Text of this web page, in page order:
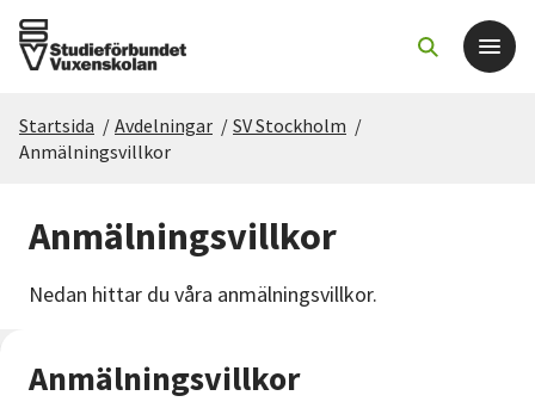
Det här gör vi
För dig som
Sök kurser och evenemang
Startsida / Avdelningar / SV Stockholm /
Anmälningsvillkor
Anmälningsvillkor
Nedan hittar du våra anmälningsvillkor.
Anmälningsvillkor